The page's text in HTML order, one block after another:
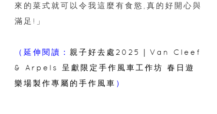
來的菜式就可以令我這麼有食慾,真的好開心與
滿足!」
（延伸閱讀： 親子好去處2025｜Van Cleef
& Arpels 呈獻限定手作風車工作坊 春日遊
樂場製作專屬的手作風車 ）